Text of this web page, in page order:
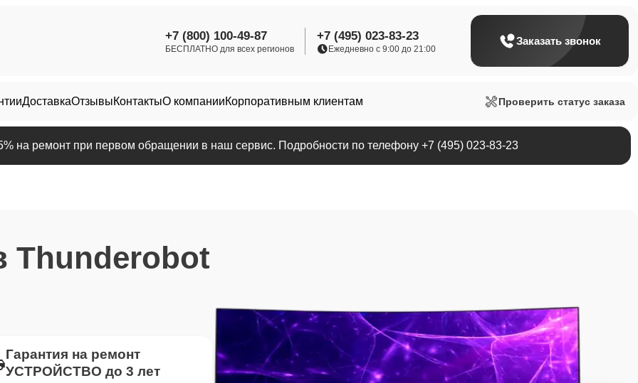
+7 (800) 100-49-87
БЕСПЛАТНО для всех регионов
+7 (495) 023-83-23
Ежедневно с 9:00 до 21:00
Заказать звонок
ДоставкаОтзывыКонтактыО компанииКорпоративным клиентам Проверить статус заказа
на ремонт при первом обращении в наш сервис. Подробности по телефону +7 (495) 023-83-23
Thunderobot
Гарантия на ремонт
УСТРОЙСТВО до 3 лет